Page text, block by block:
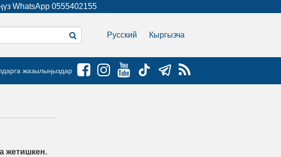
WhatsApp 0555402155
Русский Кыргызча
жазылыңыздар
жетишкен.